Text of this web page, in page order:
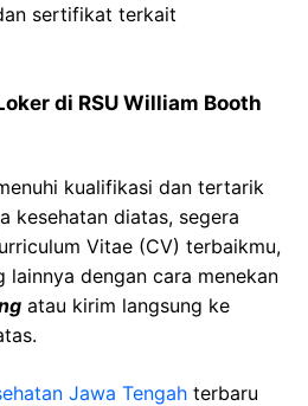
sertifikat terkait
di RSU William Booth
kualifikasi dan tertarik
kesehatan diatas, segera
Vitae (CV) terbaikmu,
lainnya dengan cara menekan
atau kirim langsung ke
Jawa Tengah terbaru